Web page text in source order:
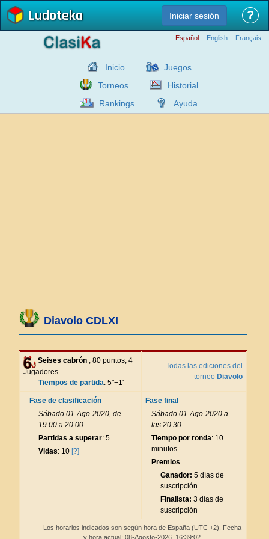
Ludoteka Iniciar sesión ?
Español English Français
Inicio
Juegos
Torneos
Historial
Rankings
Ayuda
Diavolo CDLXI
Seises cabrón , 80 puntos, 4
Jugadores
Tiempos de partida: 5"+1'
Todas las ediciones del
torneo Diavolo
Fase de clasificación
Sábado 01-Ago-2020, de
19:00 a 20:00
Partidas a superar: 5
Vidas: 10 [?]
Fase final
Sábado 01-Ago-2020 a
las 20:30
Tiempo por ronda: 10
minutos
Premios
Ganador: 5 días de
suscripción
Finalista: 3 días de
suscripción
Los horarios indicados son según hora de España (UTC +2). Fecha
y hora actual: 08-Agosto-2026, 16:39:02